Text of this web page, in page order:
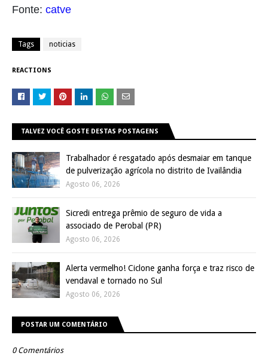
Fonte: catve
Tags noticias
REACTIONS
TALVEZ VOCÊ GOSTE DESTAS POSTAGENS
Trabalhador é resgatado após desmaiar em tanque
de pulverização agrícola no distrito de Ivailândia
Agosto 06, 2026
Sicredi entrega prêmio de seguro de vida a
associado de Perobal (PR)
Agosto 06, 2026
Alerta vermelho! Ciclone ganha força e traz risco de
vendaval e tornado no Sul
Agosto 06, 2026
POSTAR UM COMENTÁRIO
0 Comentários